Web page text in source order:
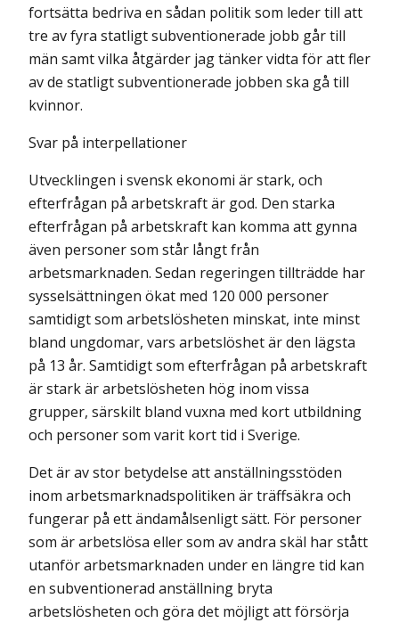
fortsätta bedriva en sådan politik som leder till att
tre av fyra statligt subventionerade jobb går till
män samt vilka åtgärder jag tänker vidta för att fler
av de statligt subventionerade jobben ska gå till
kvinnor.
Svar på interpellationer
Utvecklingen i svensk ekonomi är stark, och
efterfrågan på arbetskraft är god. Den starka
efterfrågan på arbetskraft kan komma att gynna
även personer som står långt från
arbetsmarknaden. Sedan regeringen tillträdde har
sysselsättningen ökat med 120 000 personer
samtidigt som arbetslösheten minskat, inte minst
bland ungdomar, vars arbetslöshet är den lägsta
på 13 år. Samtidigt som efterfrågan på arbetskraft
är stark är arbetslösheten hög inom vissa
grupper, särskilt bland vuxna med kort utbildning
och personer som varit kort tid i Sverige.
Det är av stor betydelse att anställningsstöden
inom arbetsmarknadspolitiken är träffsäkra och
fungerar på ett ändamålsenligt sätt. För personer
som är arbetslösa eller som av andra skäl har stått
utanför arbetsmarknaden under en längre tid kan
en subventionerad anställning bryta
arbetslösheten och göra det möjligt att försörja